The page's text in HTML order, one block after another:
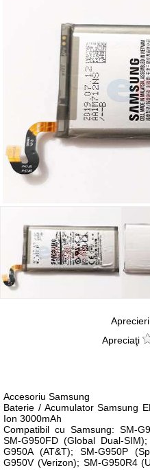
Apreciaţi
Accesoriu Samsung
Baterie / Acumulator Samsung
Ion 3000mAh
Compatibil cu Samsung: SM-
SM-G950FD (Global Dual-
G950A (AT&T); SM-G950P
G950V (Verizon); SM-G950R4